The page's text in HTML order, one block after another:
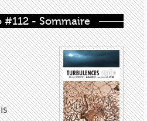
#112 - Sommaire